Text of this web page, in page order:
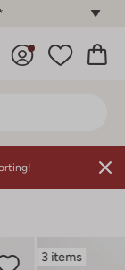
3 items